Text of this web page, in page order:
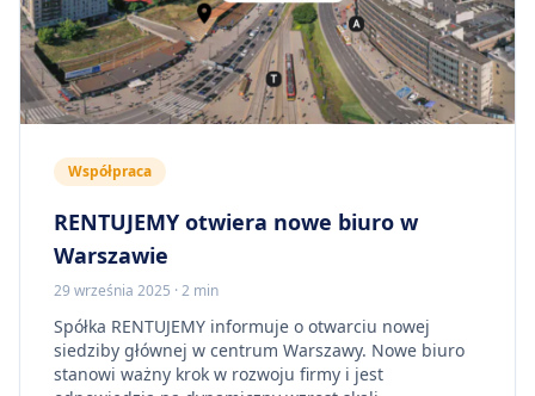
Współpraca
RENTUJEMY otwiera nowe biuro w
Warszawie
29 września 2025 ·2 min
Spółka RENTUJEMY informuje o otwarciu nowej
siedziby głównej w centrum Warszawy. Nowe biuro
stanowi ważny krok w rozwoju firmy i jest